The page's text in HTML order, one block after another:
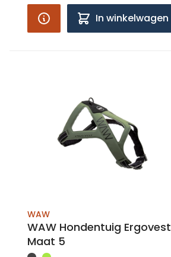
In winkelwagen
WAW
WAW Hondentuig Ergovest
Maat 5